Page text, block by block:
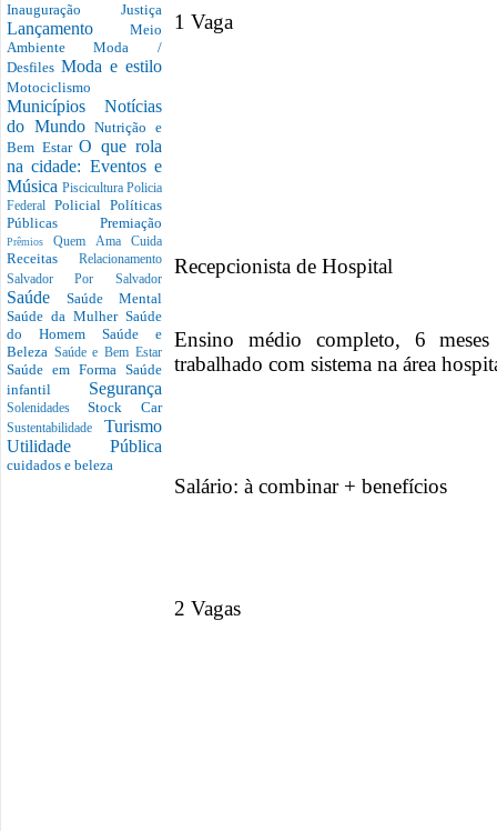
Inauguração Justiça
Lançamento Meio
AmbienteModa /
Desfiles Moda e estilo
Motociclismo
Municípios Notícias
do MundoNutrição e
Bem EstarO que rola
na cidade: Eventos e
Música Piscicultura Policia
Federal Policial Políticas
Públicas Premiação
PrêmiosQuem Ama Cuida
Receitas Relacionamento
Salvador Por Salvador
Saúde Saúde Mental
Saúde da Mulher Saúde
do Homem Saúde e
Beleza Saúde e Bem Estar
Saúde em Forma Saúde
infantil Segurança
SolenidadesStock Car
Sustentabilidade Turismo
Utilidade Pública
cuidados e beleza
1 Vaga
Recepcionista de Hospital
Ensino médio completo, 6
trabalhado com sistema na área
Salário: à combinar + benefícios
2 Vagas